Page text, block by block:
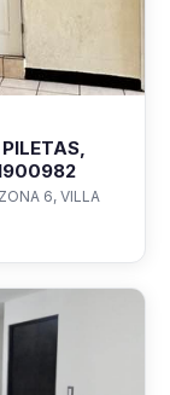
6, VILLA